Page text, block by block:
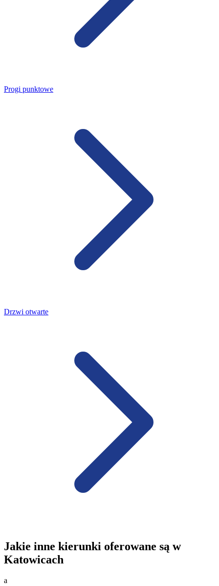
Progi punktowe
Drzwi otwarte
Jakie inne kierunki oferowane są w
Katowicach
a